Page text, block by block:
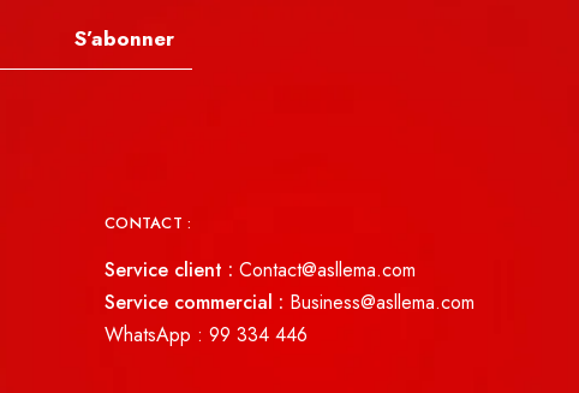
S’abonner
CONTACT :
Service client : Contact@asllema.com
Service commercial : Business@asllema.com
WhatsApp : 99 334 446